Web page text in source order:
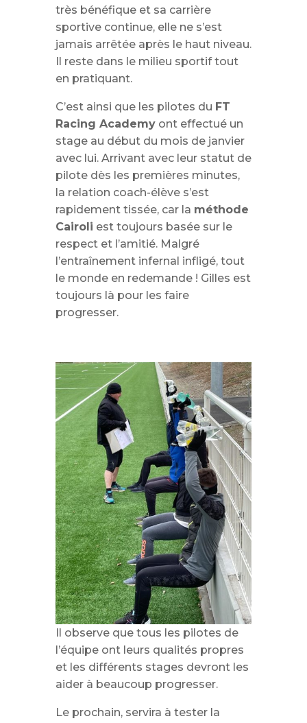
très bénéfique et sa carrière
sportive continue, elle ne s’est
jamais arrêtée après le haut niveau.
Il reste dans le milieu sportif tout
en pratiquant.
C’est ainsi que les pilotes du FT
Racing Academyont effectué un
stage au début du mois de janvier
avec lui. Arrivant avec leur statut de
pilote dès les premières minutes,
la relation coach-élève s’est
rapidement tissée, car la méthode
Cairoli est toujours basée sur le
respect et l’amitié. Malgré
l’entraînement infernal infligé, tout
le monde en redemande ! Gilles est
toujours là pour les faire
progresser.
Il observe que tous les pilotes de
l’équipe ont leurs qualités propres
et les différents stages devront les
aider à beaucoup progresser.
Le prochain, servira à tester la